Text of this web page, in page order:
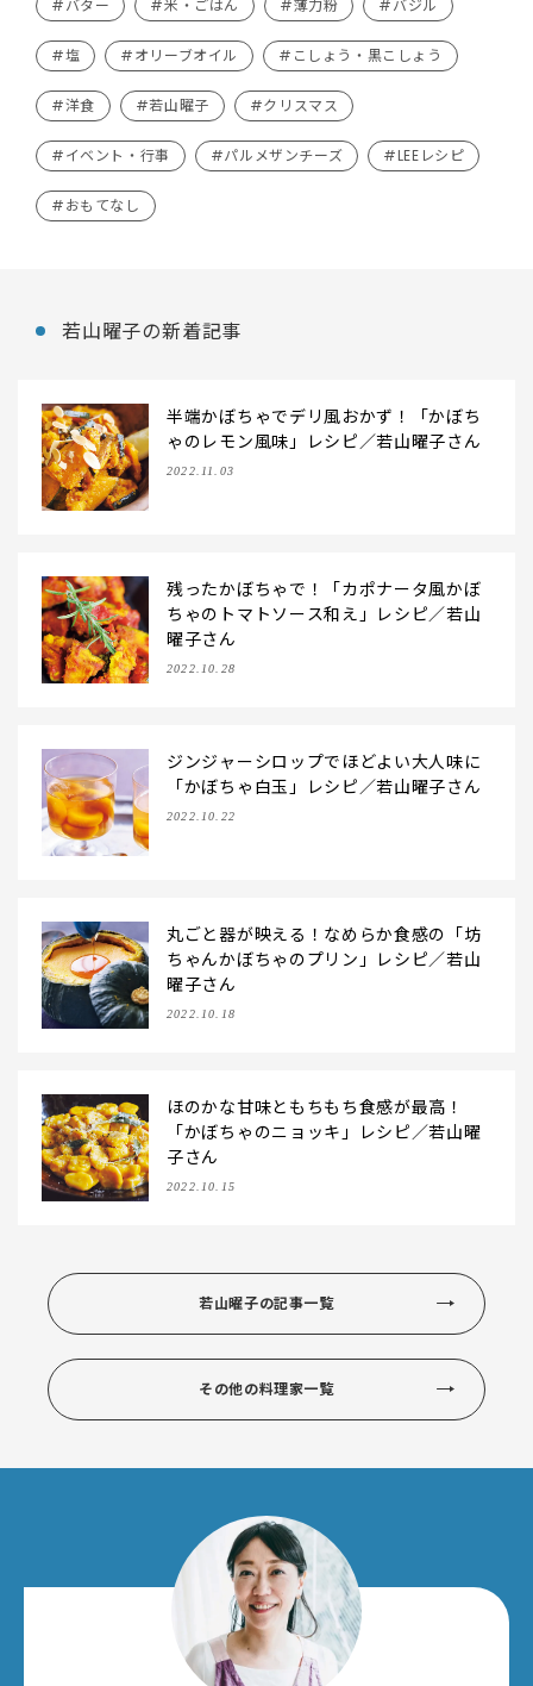
#バター #米・ごはん #薄力粉 #バジル
#塩 #オリーブオイル #こしょう・黒こしょう
#洋食 #若山曜子 #クリスマス
#イベント・行事 #パルメザンチーズ #LEEレシピ
#おもてなし
若山曜子の新着記事
半端かぼちゃでデリ風おかず！「かぼち
ゃのレモン風味」レシピ／若山曜子さん
2022.11.03
残ったかぼちゃで！「カポナータ風かぼ
ちゃのトマトソース和え」レシピ／若山
曜子さん
2022.10.28
ジンジャーシロップでほどよい大人味に
「かぼちゃ白玉」レシピ／若山曜子さん
2022.10.22
丸ごと器が映える！なめらか食感の「坊
ちゃんかぼちゃのプリン」レシピ／若山
曜子さん
2022.10.18
ほのかな甘味ともちもち食感が最高！
「かぼちゃのニョッキ」レシピ／若山曜
子さん
2022.10.15
若山曜子の記事一覧
その他の料理家一覧